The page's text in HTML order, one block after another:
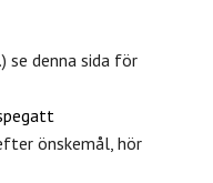
se denna sida för
önskemål, hör